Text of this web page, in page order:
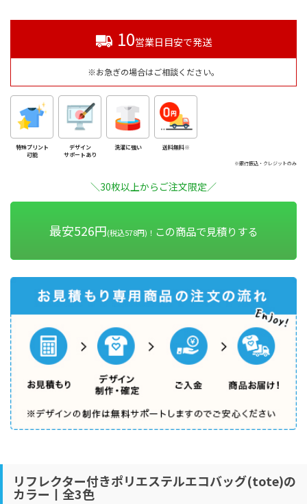
10営業日目安で発送
※お急ぎの場合はご相談ください。
特殊プリント
可能
デザイン
サポートあり
洗濯に強い 送料無料※
※銀行振込・クレジットのみ
＼30枚以上からご注文限定／
最安526円(税込578円)！ この商品で見積りする
リフレクター付きポリエステルエコバッグ(tote)の
カラー丨全3色